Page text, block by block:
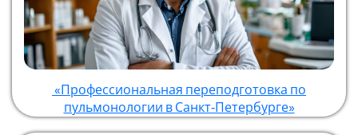
«Профессиональная переподготовка по
пульмонологии в Санкт‑Петербурге»